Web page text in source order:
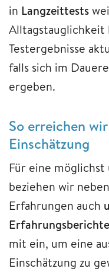
in Langzeittests
Alltagstauglichkeit
Testergebnisse
falls sich im
ergeben.
So erreichen
Einschätzung
Für eine
beziehen wir
Erfahrungen auch
mit ein, um eine
Einschätzung zu